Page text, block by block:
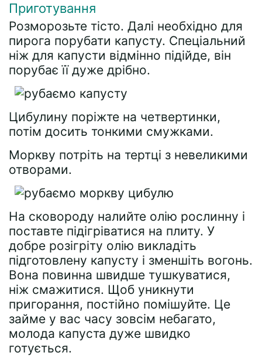
Приготування
Розморозьте тісто. Далі необхідно для
пирога порубати капусту. Спеціальний
ніж для капусти відмінно підійде, він
порубає її дуже дрібно.
Цибулину поріжте на четвертинки,
потім досить тонкими смужками.
Моркву потріть на тертці з невеликими
отворами.
На сковороду налийте олію рослинну і
поставте підігріватися на плиту. У
добре розігріту олію викладіть
підготовлену капусту і зменшіть вогонь.
Вона повинна швидше тушкуватися,
ніж смажитися. Щоб уникнути
пригорання, постійно помішуйте. Це
займе у вас часу зовсім небагато,
молода капуста дуже швидко
готується.